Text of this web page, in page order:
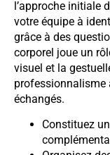
l’approche initiale
votre équipe à
grâce à des
corporel joue un
visuel et la
professionnalisme
échangés.
Constituez